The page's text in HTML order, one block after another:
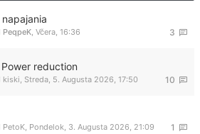
3
PeqpeK, Včera, 16:36
reduction
10
kiski, Streda, 5. Augusta 2026, 17:50
1
PetoK, Pondelok, 3. Augusta 2026, 21:09